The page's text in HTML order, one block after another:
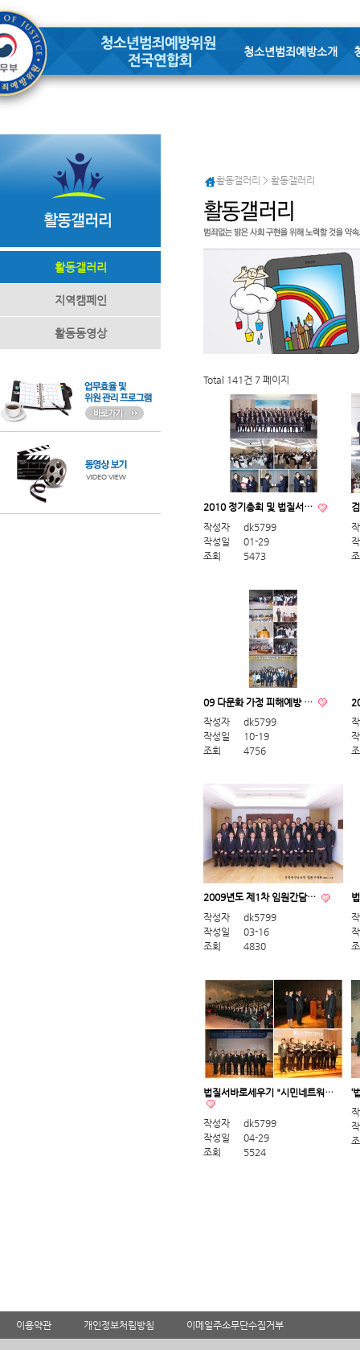
청소년범죄예방소개
활동갤러리
지역캠페인
활동동영상
활동갤러리 > 활동갤러리
Total 141건 7 페이지
2010 정기총회 및 법질서…
작성자
dk5799
작성일
01-29
조회
5473
09 다문화 가정 피해예방 …
작성자
dk5799
작성일
10-19
조회
4756
2009년도 제1차 임원간담…
작성자
dk5799
작성일
03-16
조회
4830
법질서바로세우기 "시민네트워…
작성자
dk5799
작성일
04-29
조회
5524
‘
이용약관 개인정보처림방침 이메일주소무단수집거부